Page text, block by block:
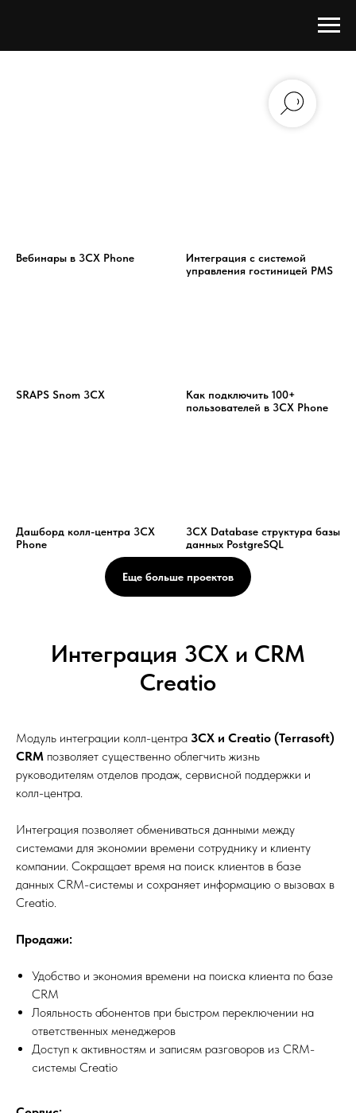
Вебинары в 3CX Phone
Интеграция с системой
управления гостиницей PMS
SRAPS Snom 3CX
Как подключить 100+
пользователей в 3CX Phone
Дашборд колл-центра 3CX
Phone
3CX Database структура базы
данных PostgreSQL
Еще больше проектов
Интеграция 3CX и CRM
Creatio
Модуль интеграции колл-центра 3CX и Creatio (Terrasoft)
CRM позволяет существенно облегчить жизнь
руководителям отделов продаж, сервисной поддержки и
колл-центра.
Интеграция позволяет обмениваться данными между
системами для экономии времени сотруднику и клиенту
компании. Сокращает время на поиск клиентов в базе
данных CRM-системы и сохраняет информацию о вызовах в
Creatio.
Продажи:
Удобство и экономия времени на поиска клиента по базе
CRM
Лояльность абонентов при быстром переключении на
ответственных менеджеров
Доступ к активностям и записям разговоров из CRM-
системы Creatio